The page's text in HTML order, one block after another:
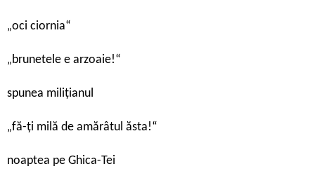
„oci ciornia“
„brunetele e arzoaie!“
spunea milițianul
„fă-ți milă de amărâtul ăsta!“
noaptea pe Ghica-Tei